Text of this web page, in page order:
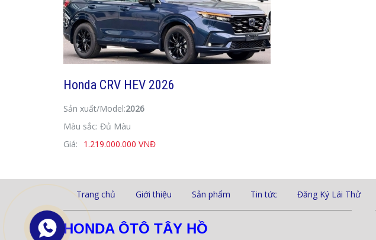
Honda CRV HEV 2026
Sản xuất/Model:2026
Màu sắc: Đủ Màu
Giá:
1.219.000.000 VNĐ
Trang chủ Giới thiệu Sản phẩm Tin tức Đăng Ký Lái Thử
HONDA ÔTÔ TÂY HỒ